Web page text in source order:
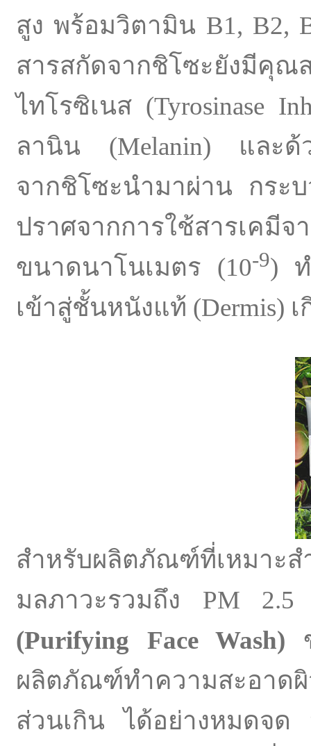
สูง พร้อมวิตามิน B1, B2,
สารสกัดจากชิโซะยังมีคุณ
ไทโรซิเนส (Tyrosinase
ลานิน (Melanin) และด้
จากชิโซะนำมาผ่าน กระ
ปราศจากการใช้สารเค
ขนาดนาโนเมตร (10-9) ท
เข้าสู่ชั้นหนังแท้ (Dermis)
สำหรับผลิตภัณฑ์ที่เหมาะส
มลภาวะรวมถึง PM
(Purifying Face Wash)
ผลิตภัณฑ์ทำความสะอาด
ส่วนเกิน ได้อย่างหมดจด